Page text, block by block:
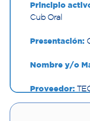
Principio
Cub Oral
Presentación:
Nombre y/o
Proveedor: